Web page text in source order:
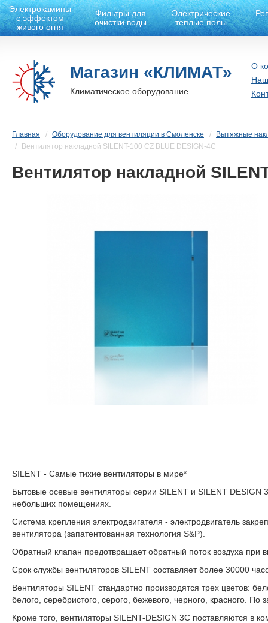
Электрокамины
с эффектом
живого огня
Фильтры для
очистки воды
Электрические
теплые полы
Магазин «КЛИМАТ»
Климатическое оборудование
О
Главная Оборудование для вентиляции в Смоленске
Вытяжные
Вентилятор накладной SILENT-100 CZ BLUE DESIGN-4C
Вентилятор накладной
SILENT - Самые тихие вентиляторы в мире*
Бытовые осевые вентиляторы серии SILENT и SILENT DESIGN
небольших помещениях.
Система крепления электродвигателя - электродвигатель
вентилятора (запатентованная технология S&P).
Обратный клапан предотвращает обратный поток воздуха при
Срок службы вентиляторов SILENT составляет более 30000
Вентиляторы SILENT стандартно производятся трех цветов:
белого, серебристого, серого, бежевого, черного, красного.
Кроме того, вентиляторы SILENT-DESIGN 3C поставляются в